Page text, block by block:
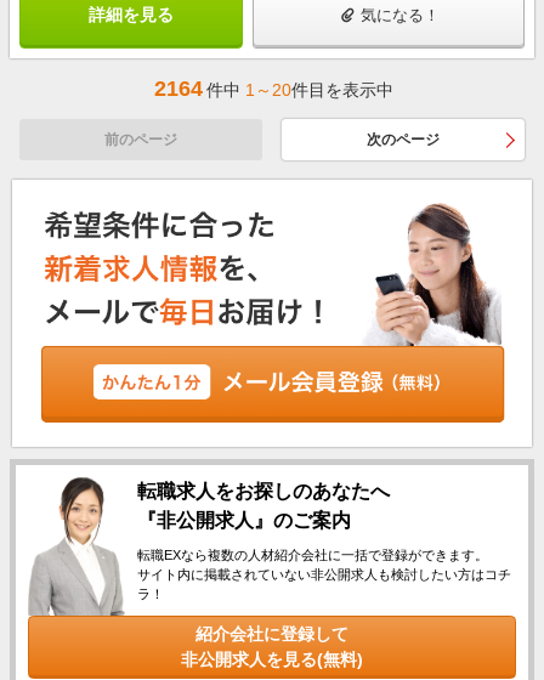
詳細を見る 気になる！
2164件中 1～20件目を表示中
前のページ 次のページ
転職求人をお探しのあなたへ
『非公開求人』のご案内
転職EXなら複数の人材紹介会社に一括で登録ができます。
サイト内に掲載されていない非公開求人も検討したい方はコチ
ラ！
紹介会社に登録して
非公開求人を見る(無料)